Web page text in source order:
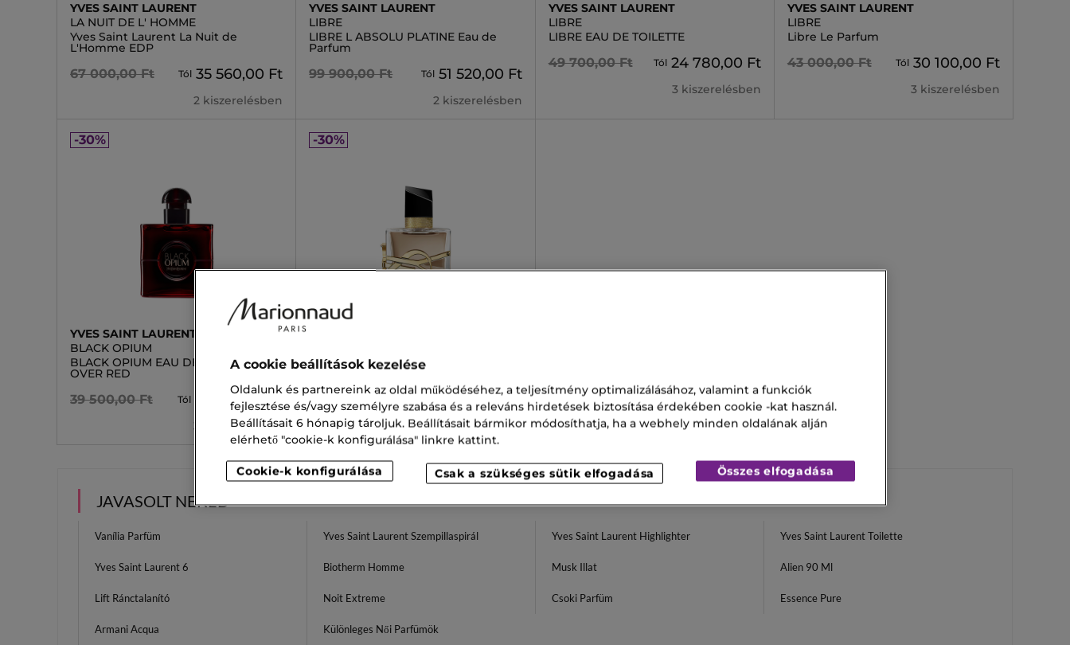
YVES SAINT LAURENT
LA NUIT DE L' HOMME
Yves Saint Laurent La Nuit de
L'Homme EDP
67 000,00 Ft Tól 35 560,00 Ft
2 kiszerelésben
YVES SAINT LAURENT
LIBRE
LIBRE L ABSOLU PLATINE Eau de
Parfum
99 900,00 Ft Tól 51 520,00 Ft
2 kiszerelésben
YVES SAINT LAURENT
LIBRE
LIBRE EAU DE TOILETTE
49 700,00 Ft Tól 24 780,00 Ft
3 kiszerelésben
YVES SAINT LAURENT
LIBRE
Libre Le Parfum
43 000,00 Ft Tól 30 100,00 Ft
3 kiszerelésben
-30%
YVES SAINT LAURENT
BLACK OPIUM
BLACK OPIUM EAU DE PARFUM
OVER RED
39 500,00 Ft Tól 27 650,00 Ft
3 kiszerelésben
-30%
LIBRE FLOWER & FLAMES PARFUM
37 900,00 Ft Tól 26 530,00 Ft
3 kiszerelésben
JAVASOLT NEKED
Vanília Parfüm Yves Saint Laurent Szempillaspirál Yves Saint Laurent Highlighter Yves Saint Laurent Toilette
Yves Saint Laurent 6 Biotherm Homme Musk Illat Alien 90 Ml
Lift Ránctalanító Noit Extreme Csoki Parfüm Essence Pure
Armani Acqua Különleges Női Parfümök
A cookie beállítások kezelése
Oldalunk és partnereink az oldal működéséhez, a teljesítmény optimalizálásához, valamint a funkciók
fejlesztése és/vagy személyre szabása és a releváns hirdetések biztosítása érdekében cookie -kat használ.
Beállításait 6 hónapig tároljuk. Beállításait bármikor módosíthatja, ha a webhely minden oldalának alján
elérhető "cookie-k konfigurálása" linkre kattint.
Cookie-k konfigurálása Csak a szükséges sütik elfogadása Összes elfogadása